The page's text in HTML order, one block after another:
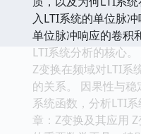
入LTI系统的单位脉
单位脉冲响应的卷积
LTI系统分析的核心
Z变换在频域对LTI系
的关系。 因果性与
系统函数，分析LTI
章：Z变换及其应用